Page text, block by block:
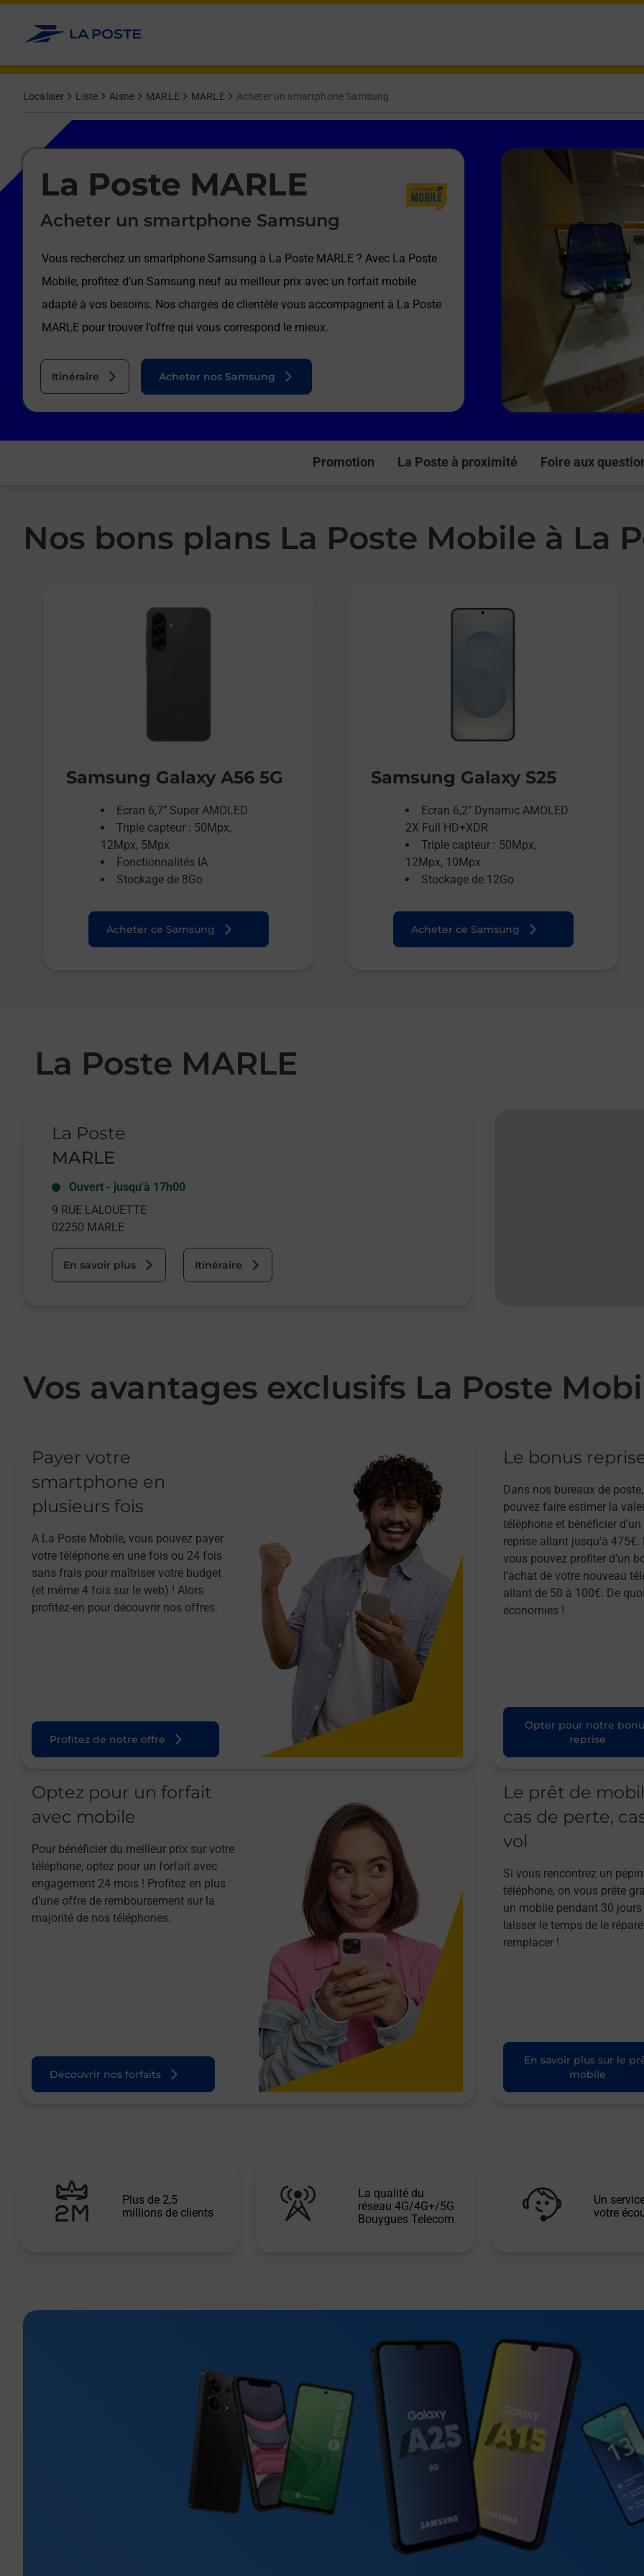
Allez au contenu
Localiser Liste Aisne MARLE MARLE Acheter un smartphone Samsung
La Poste MARLE
Acheter un smartphone Samsung
Vous recherchez un smartphone Samsung à La Poste MARLE ? Avec La Poste
Mobile, profitez d’un Samsung neuf au meilleur prix avec un forfait mobile
adapté à vos besoins. Nos chargés de clientèle vous accompagnent à La Poste
MARLE pour trouver l’offre qui vous correspond le mieux.
Itinéraire
Le lien s'ouvre dans un nouvel onglet
Acheter nos Samsung
Promotion La Poste à proximité Foire aux
Nos bons plans La Poste Mobile à La
Samsung Galaxy A56 5G
Ecran 6,7’’ Super AMOLED
Triple capteur : 50Mpx,
12Mpx, 5Mpx
Fonctionnalités IA
Stockage de 8Go
Acheter ce Samsung
Samsung Galaxy S25
Ecran 6,2’’ Dynamic AMOLED
2X Full HD+XDR
Triple capteur : 50Mpx,
12Mpx, 10Mpx
Stockage de 12Go
Acheter ce Samsung
La Poste MARLE
La Poste
MARLE
Ouvert - jusqu'à 17h00
9 RUE LALOUETTE
02250 MARLE
En savoir plus Itinéraire
Vos avantages exclusifs La Poste
Payer votre
smartphone en
plusieurs fois
A La Poste Mobile, vous pouvez payer
votre téléphone en une fois ou 24 fois
sans frais pour maîtriser votre budget
(et même 4 fois sur le web) ! Alors
profitez-en pour découvrir nos offres.
Profitez de notre offre
Le bonus
Dans nos bureaux de
pouvez faire estimer la
téléphone et bénéficier
reprise allant jusqu’à 475€.
vous pouvez profiter d’un
l’achat de votre nouveau
allant de 50 à 100€. De
économies !
Opter pour notre
reprise
Optez pour un forfait
avec mobile
Pour bénéficier du meilleur prix sur votre
téléphone, optez pour un forfait avec
engagement 24 mois ! Profitez en plus
d’une offre de remboursement sur la
majorité de nos téléphones.
Découvrir nos forfaits
Le prêt de
cas de perte,
vol
Si vous rencontrez un
téléphone, on vous prête
un mobile pendant 30
laisser le temps de le
remplacer !
En savoir plus sur le
mobile
Plus de 2,5
millions de clients
La qualité du
réseau 4G/4G+/5G
Bouygues Telecom
Un
votre
Le lien s'ouvre dans un nouvel onglet
Afficher ou masquer la réponse
Afficher ou masquer la réponse
Afficher ou masquer la réponse
Afficher ou masquer la réponse
Afficher ou masquer la réponse
Afficher ou masquer la réponse